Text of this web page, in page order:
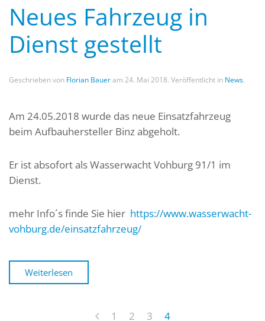
Neues Fahrzeug in
Dienst gestellt
Geschrieben von Florian Baueram 24. Mai 2018. Veröffentlicht in News.
Am 24.05.2018 wurde das neue Einsatzfahrzeug
beim Aufbauhersteller Binz abgeholt.
Er ist absofort als Wasserwacht Vohburg 91/1 im
Dienst.
mehr Info´s finde Sie hier https://www.wasserwacht-
vohburg.de/einsatzfahrzeug/
Weiterlesen
1 2 3 4